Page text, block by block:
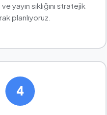
yayın sıklığını stratejik
planlıyoruz.
4